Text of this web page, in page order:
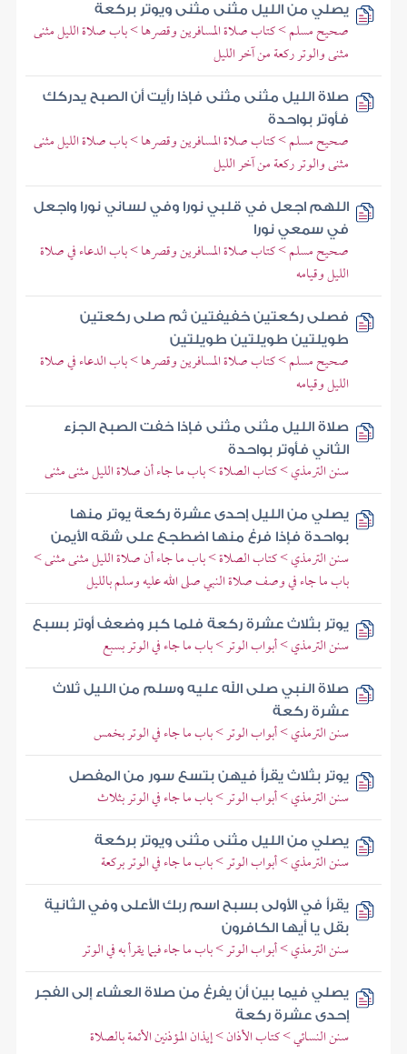
يصلي من الليل مثنى مثنى ويوتر بركعة
صحيح مسلم > كتاب صلاة المسافرين وقصرها > باب صلاة الليل مثنى
مثنى والوتر ركعة من آخر الليل
صلاة الليل مثنى مثنى فإذا رأيت أن الصبح يدركك
فأوتر بواحدة
صحيح مسلم > كتاب صلاة المسافرين وقصرها > باب صلاة الليل مثنى
مثنى والوتر ركعة من آخر الليل
اللهم اجعل في قلبي نورا وفي لساني نورا واجعل
في سمعي نورا
صحيح مسلم > كتاب صلاة المسافرين وقصرها > باب الدعاء في صلاة
الليل وقيامه
فصلى ركعتين خفيفتين ثم صلى ركعتين
طويلتين طويلتين طويلتين
صحيح مسلم > كتاب صلاة المسافرين وقصرها > باب الدعاء في صلاة
الليل وقيامه
صلاة الليل مثنى مثنى فإذا خفت الصبح الجزء
الثاني فأوتر بواحدة
سنن الترمذي > كتاب الصلاة > باب ما جاء أن صلاة الليل مثنى مثنى
يصلي من الليل إحدى عشرة ركعة يوتر منها
بواحدة فإذا فرغ منها اضطجع على شقه الأيمن
سنن الترمذي > كتاب الصلاة > باب ما جاء أن صلاة الليل مثنى مثنى >
باب ما جاء في وصف صلاة النبي صلى الله عليه وسلم بالليل
يوتر بثلاث عشرة ركعة فلما كبر وضعف أوتر بسبع
سنن الترمذي > أبواب الوتر > باب ما جاء في الوتر بسبع
صلاة النبي صلى الله عليه وسلم من الليل ثلاث
عشرة ركعة
سنن الترمذي > أبواب الوتر > باب ما جاء في الوتر بخمس
يوتر بثلاث يقرأ فيهن بتسع سور من المفصل
سنن الترمذي > أبواب الوتر > باب ما جاء في الوتر بثلاث
يصلي من الليل مثنى مثنى ويوتر بركعة
سنن الترمذي > أبواب الوتر > باب ما جاء في الوتر بركعة
يقرأ في الأولى بسبح اسم ربك الأعلى وفي الثانية
بقل يا أيها الكافرون
سنن الترمذي > أبواب الوتر > باب ما جاء فيما يقرأ به في الوتر
يصلي فيما بين أن يفرغ من صلاة العشاء إلى الفجر
إحدى عشرة ركعة
سنن النسائي > كتاب الأذان > إيذان المؤذنين الأئمة بالصلاة